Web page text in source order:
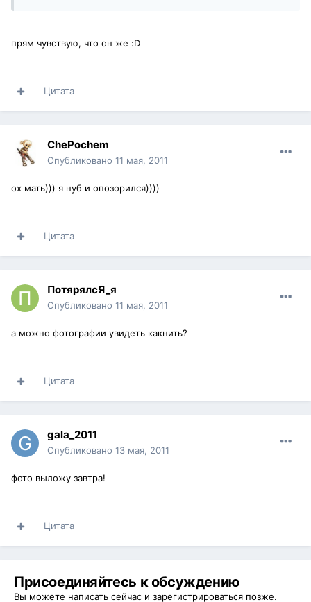
прям чувствую, что он же :D
Цитата
ChePochem
Опубликовано 11 мая, 2011
ох мать))) я нуб и опозорился))))
Цитата
ПотярялсЯ_я
Опубликовано 11 мая, 2011
а можно фотографии увидеть какнить?
Цитата
gala_2011
Опубликовано 13 мая, 2011
фото выложу завтра!
Цитата
Присоединяйтесь к обсуждению
Вы можете написать сейчас и зарегистрироваться позже.